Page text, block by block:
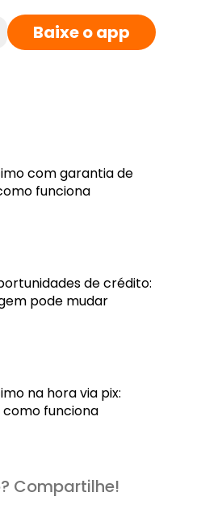
Baixe o app
com garantia de
funciona
de crédito:
pode mudar
na hora via pix:
funciona
Compartilhe!